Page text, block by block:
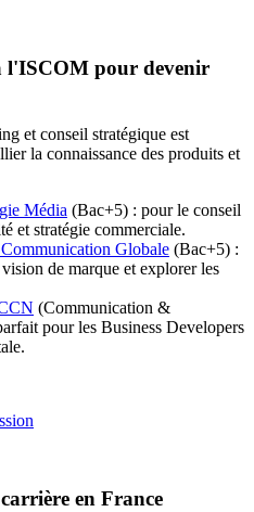
l'ISCOM pour devenir
et conseil stratégique est
la connaissance des produits et
Média (Bac+5) : pour le conseil
et stratégie commerciale.
Globale (Bac+5) :
de marque et explorer les
(Communication &
pour les Business Developers
en France